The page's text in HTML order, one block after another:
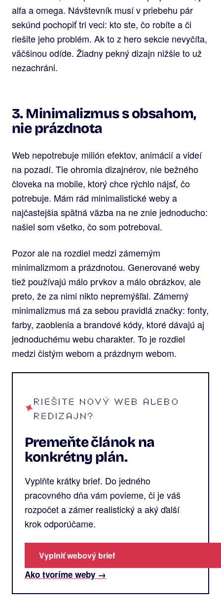
alfa a omega. Návštevník musí v priebehu pár
sekúnd pochopiť tri veci: kto ste, čo robíte a či
riešite jeho problém. Ak to z hero sekcie nevyčíta,
väčšinou odíde. Žiadny pekný dizajn nižšie to už
nezachráni.
3. Minimalizmus s obsahom,
nie prázdnota
Web nepotrebuje milión efektov, animácií a videí
na pozadí. Tie ohromia dizajnérov, nie bežného
človeka na mobile, ktorý chce rýchlo nájsť, čo
potrebuje. Mám rád minimalistické weby a
najčastejšia spätná väzba na ne znie jednoducho:
našiel som všetko, čo som potreboval.
Pozor ale na rozdiel medzi zámerným
minimalizmom a prázdnotou. Generované weby
tiež používajú málo prvkov a málo obrázkov, ale
preto, že za nimi nikto nepremýšľal. Zámerný
minimalizmus má za sebou pravidlá značky: fonty,
farby, zaoblenia a brandové kódy, ktoré dávajú aj
jednoduchému webu charakter. To je rozdiel
medzi čistým webom a prázdnym webom.
RIEŠITE NOVÝ WEB ALEBO
REDIZAJN?
Premeňte článok na
konkrétny plán.
Vyplňte krátky brief. Do jedného
pracovného dňa vám povieme, či je váš
rozpočet a zámer realistický a aký ďalší
krok odporúčame.
Vyplniť webový brief
Ako tvoríme weby →